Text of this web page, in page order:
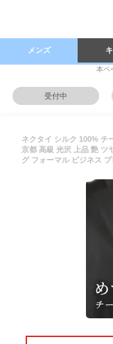
メンズ
本ペ
受付中
ネクタイ シルク 100% チ
京都 高級 光沢 上品 艶 ツ
グ フォーマル ビジネス